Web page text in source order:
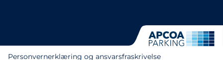
Personvernerklæring og ansvarsfraskrivelse